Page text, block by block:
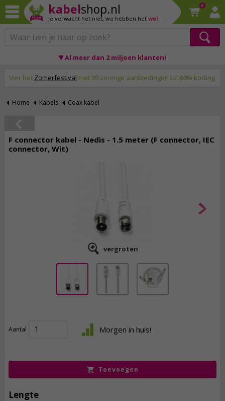
kabelshop.nl
Je verwacht het niet, we hebben het wel
0
♥ Al meer dan 2 miljoen klanten!
Vier het Zomerfestival met 99 zonnige aanbiedingen tot 60% korting.
Home Kabels Coax kabel
F connector kabel - Nedis - 1.5 meter (F connector, IEC
connector, Wit)
vergroten
Aantal Morgen in huis!
Toevoegen
Lengte